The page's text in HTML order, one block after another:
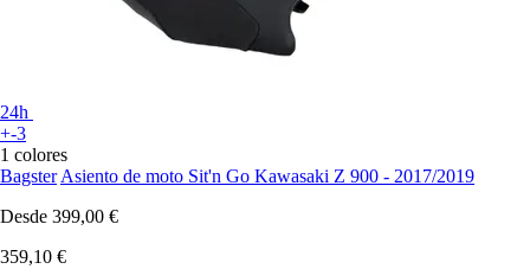
24h
+-3
1 colores
Bagster Asiento de moto Sit'n Go Kawasaki Z 900 - 2017/2019
Desde 399,00 €
359,10 €